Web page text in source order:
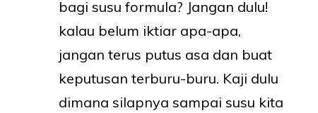
bagi susu formula? Jangan dulu!
kalau belum iktiar apa-apa,
jangan terus putus asa dan buat
keputusan terburu-buru. Kaji dulu
dimana silapnya sampai susu kita